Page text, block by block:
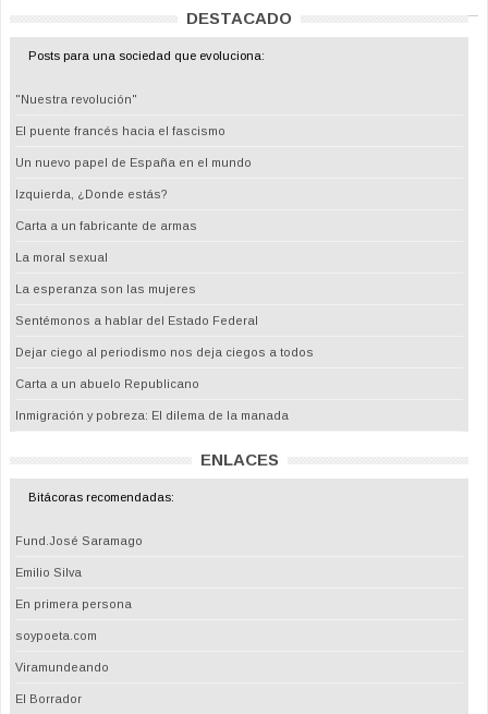
DESTACADO
Posts para una sociedad que evoluciona:
"Nuestra revolución"
El puente francés hacia el fascismo
Un nuevo papel de España en el mundo
Izquierda, ¿Donde estás?
Carta a un fabricante de armas
La moral sexual
La esperanza son las mujeres
Sentémonos a hablar del Estado Federal
Dejar ciego al periodismo nos deja ciegos a todos
Carta a un abuelo Republicano
Inmigración y pobreza: El dilema de la manada
ENLACES
Bitácoras recomendadas:
Fund.José Saramago
Emilio Silva
En primera persona
soypoeta.com
Viramundeando
El Borrador